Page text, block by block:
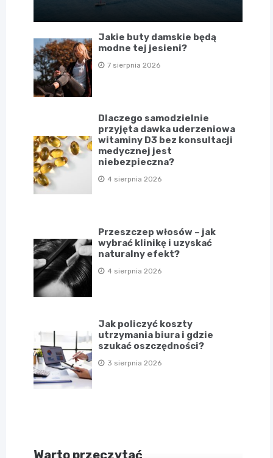
Jakie buty damskie będą
modne tej jesieni?
7 sierpnia 2026
Dlaczego samodzielnie
przyjęta dawka uderzeniowa
witaminy D3 bez konsultacji
medycznej jest
niebezpieczna?
4 sierpnia 2026
Przeszczep włosów – jak
wybrać klinikę i uzyskać
naturalny efekt?
4 sierpnia 2026
Jak policzyć koszty
utrzymania biura i gdzie
szukać oszczędności?
3 sierpnia 2026
Warto przeczytać